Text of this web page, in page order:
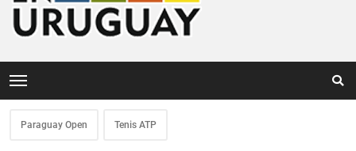
Paraguay Open Tenis ATP